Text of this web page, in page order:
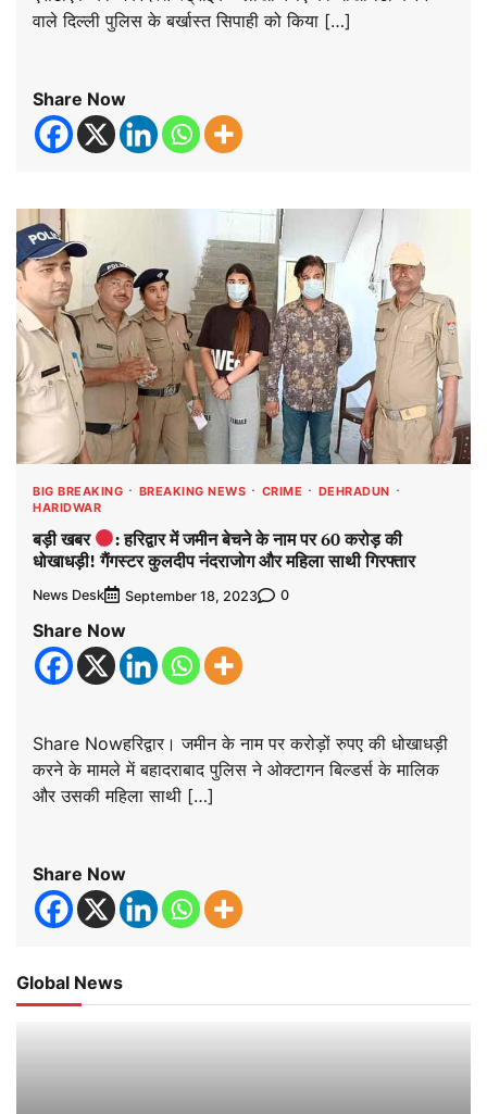
वाले दिल्ली पुलिस के बर्खास्त सिपाही को किया […]
Share Now
BIG BREAKING BREAKING NEWS CRIME
DEHRADUN
HARIDWAR
बड़ी खबर
: हरिद्वार में जमीन बेचने के नाम पर 60 करोड़ की
धोखाधड़ी! गैंगस्टर कुलदीप नंदराजोग और महिला साथी गिरफ्तार
News Desk September 18, 2023 0
Share Now
Share Nowहरिद्वार। जमीन के नाम पर करोड़ों रुपए की धोखाधड़ी
करने के मामले में बहादराबाद पुलिस ने ओक्टागन बिल्डर्स के मालिक
और उसकी महिला साथी […]
Share Now
Global News